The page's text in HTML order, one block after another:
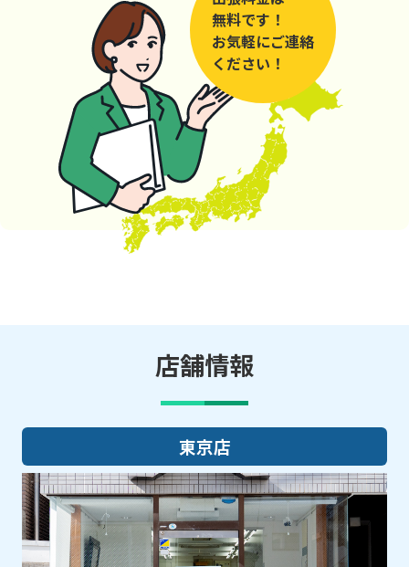
無料です！
お気軽にご連絡
ください！
店舗情報